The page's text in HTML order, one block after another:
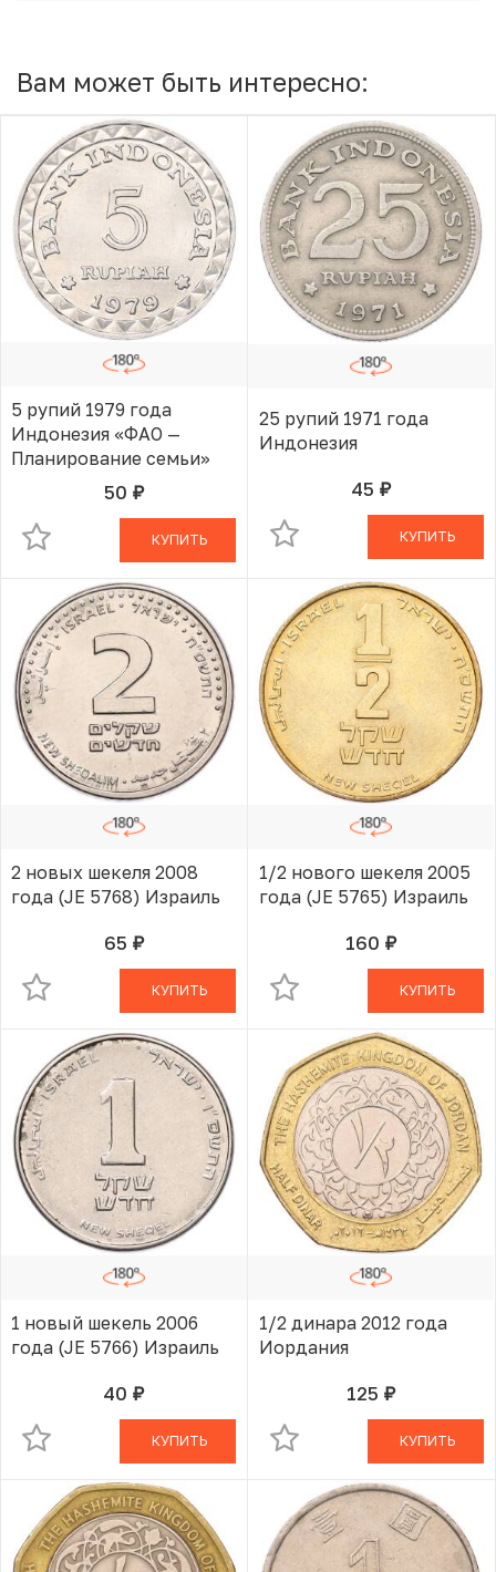
Вам может быть интересно:
5 рупий 1979 года
Индонезия «ФАО —
Планирование семьи»
50 руб.В КОРЗИНЕ
КУПИТЬ
25 рупий 1971 года
Индонезия
45 руб.В КОРЗИНЕ
КУПИТЬ
2 новых шекеля 2008
года (JE 5768) Израиль
65 руб.В КОРЗИНЕ
КУПИТЬ
1/2 нового шекеля 2005
года (JE 5765) Израиль
160 руб.В КОРЗИНЕ
КУПИТЬ
1 новый шекель 2006
года (JE 5766) Израиль
40 руб.В КОРЗИНЕ
КУПИТЬ
1/2 динара 2012 года
Иордания
125 руб.В КОРЗИНЕ
КУПИТЬ